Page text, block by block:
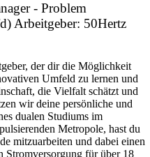
- Problem
Arbeitgeber: 50Hertz
der dir die Möglichkeit
Umfeld zu lernen und
die Vielfalt schätzt und
wir deine persönliche und
dualen Studiums im
Metropole, hast du
mitzuarbeiten und dabei einen
Stromversorgung für über 18